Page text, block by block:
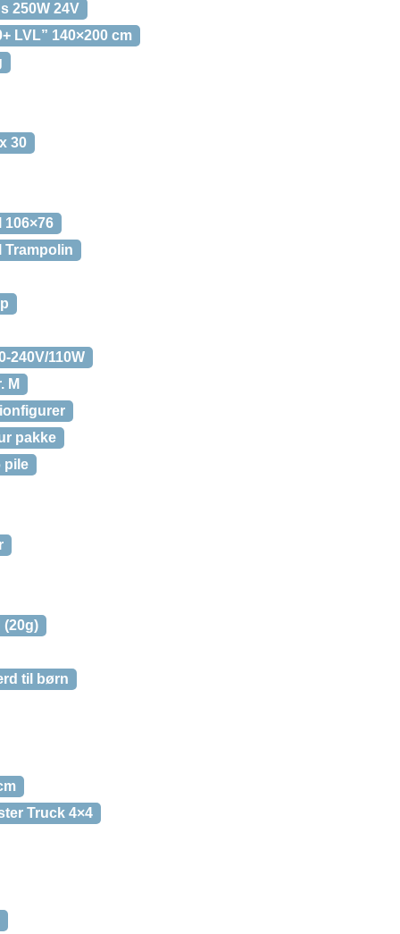
250W 24V
LVL” 140×200 cm
30
Trampolin
240V/110W
M
pakke
pile
til børn
Truck 4×4